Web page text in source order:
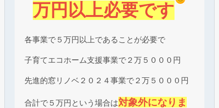
万円以上必要です
各事業で５万円以上であることが必要で
子育てエコホーム支援事業で２万５０００円
先進的窓リノベ２０２４事業で２万５０００円
合計で５万円という場合は対象外になりま